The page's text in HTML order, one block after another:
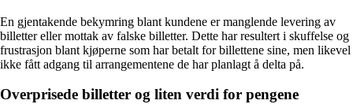
En gjentakende bekymring blant kundene er manglende levering av
billetter eller mottak av falske billetter. Dette har resultert i skuffelse og
frustrasjon blant kjøperne som har betalt for billettene sine, men likevel
ikke fått adgang til arrangementene de har planlagt å delta på.
Overprisede billetter og liten verdi for pengene